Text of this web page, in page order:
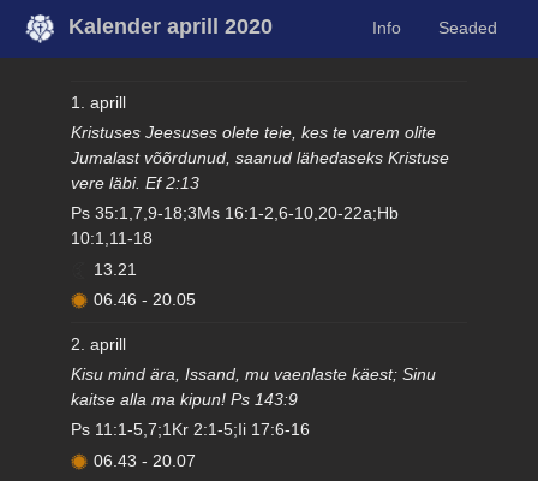
Kalender aprill 2020 Info Seaded
1. aprill
Kristuses Jeesuses olete teie, kes te varem olite
Jumalast võõrdunud, saanud lähedaseks Kristuse
vere läbi. Ef 2:13
Ps 35:1,7,9-18;3Ms 16:1-2,6-10,20-22a;Hb
10:1,11-18
13.21
06.46 - 20.05
2. aprill
Kisu mind ära, Issand, mu vaenlaste käest; Sinu
kaitse alla ma kipun! Ps 143:9
Ps 11:1-5,7;1Kr 2:1-5;Ii 17:6-16
06.43 - 20.07